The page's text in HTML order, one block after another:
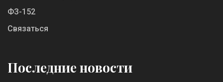
ФЗ-152
Связаться
Последние новости